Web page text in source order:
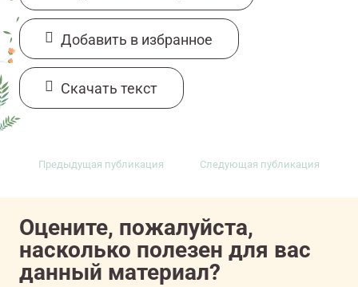
Добавить в избранное
Cкачать текст
Предыдущая публикация Следующая публикация
Оцените, пожалуйста,
насколько полезен для вас
данный материал?